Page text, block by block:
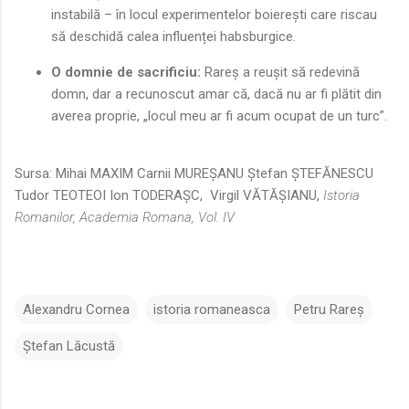
instabilă – în locul experimentelor boierești care riscau
să deschidă calea influenței habsburgice.
O domnie de sacrificiu: Rareș a reușit să redevină
domn, dar a recunoscut amar că, dacă nu ar fi plătit din
averea proprie, „locul meu ar fi acum ocupat de un turc”.
Sursa: Mihai MAXIM Carnii MUREŞANU Ştefan ŞTEFĂNESCU
Tudor TEOTEOI Ion TODERAŞC, Virgil VĂTĂŞIANU, Istoria
Romanilor, Academia Romana, Vol. IV
Alexandru Cornea istoria romaneasca Petru Rareș
Ștefan Lăcustă